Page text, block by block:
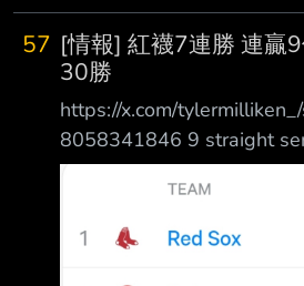
將連續3年與 台鋼雄鷹捕
接受軟銀鷹客座教練綠川
3年前休 季前往日本訓練就
練營，「有能力就多做一
做， 小小訓練營，訓練、
球，沒有行銷廣告。」 5日
工學長凃壯勳討論過要 開捕
57 [情報] 紅襪7連勝 連贏
30勝
https://x.com/
8058341846 9 straight
Red Sox. 7 wins in a row.
Ju ne 25th. 紅襪連續贏下9
連勝 近28戰25勝 近35戰
against first place teams.